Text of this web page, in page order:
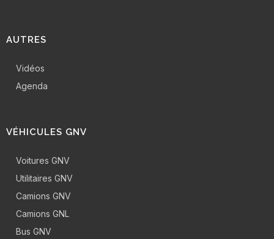
AUTRES
Vidéos
Agenda
VÉHICULES GNV
Voitures GNV
Utilitaires GNV
Camions GNV
Camions GNL
Bus GNV